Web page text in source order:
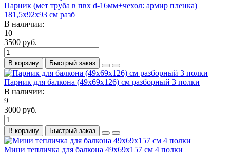
Парник (мет труба в пвх d-16мм+чехол: армир пленка)
181,5х92х93 см разб
В наличии:
10
3500 руб.
В корзину Быстрый заказ
Парник для балкона (49х69х126) см разборный 3 полки
В наличии:
9
3000 руб.
В корзину Быстрый заказ
Мини тепличка для балкона 49х69х157 см 4 полки